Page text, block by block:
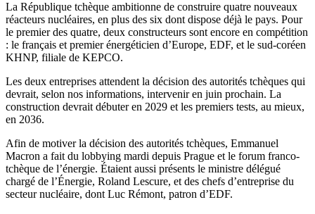
La République tchèque ambitionne de construire quatre nouveaux
réacteurs nucléaires, en plus des six dont dispose déjà le pays. Pour
le premier des quatre, deux constructeurs sont encore en compétition
: le français et premier énergéticien d’Europe, EDF, et le sud-coréen
KHNP, filiale de KEPCO.
Les deux entreprises attendent la décision des autorités tchèques qui
devrait, selon nos informations, intervenir en juin prochain. La
construction devrait débuter en 2029 et les premiers tests, au mieux,
en 2036.
Afin de motiver la décision des autorités tchèques, Emmanuel
Macron a fait du lobbying mardi depuis Prague et le forum franco-
tchèque de l’énergie. Étaient aussi présents le ministre délégué
chargé de l’Énergie, Roland Lescure, et des chefs d’entreprise du
secteur nucléaire, dont Luc Rémont, patron d’EDF.